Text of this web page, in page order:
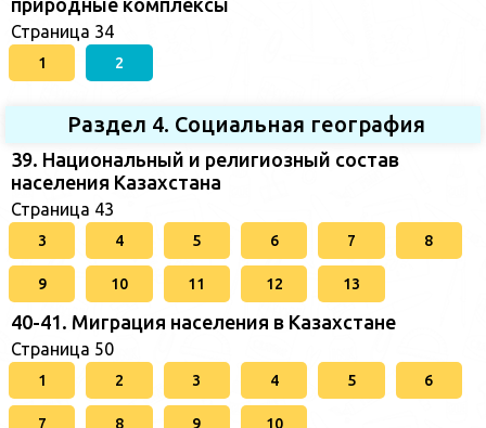
Страница 34
1 2
Раздел 4. Социальная география
39. Национальный и религиозный состав
населения Казахстана
Страница 43
3 4 5 6 7 8
9 10 11 12 13
40-41. Миграция населения в Казахстане
Страница 50
1 2 3 4 5 6
7 8 9 10